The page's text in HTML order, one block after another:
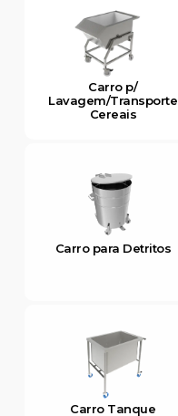
Carro p/
Lavagem/Transporte
Cereais
Carro para Detritos
Carro Tanque